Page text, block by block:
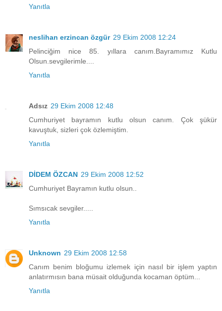
Yanıtla
neslihan erzincan özgür 29 Ekim 2008 12:24
Pelinciğim nice 85. yıllara canım.Bayramımız Kutlu
Olsun.sevgilerimle....
Yanıtla
Adsız 29 Ekim 2008 12:48
Cumhuriyet bayramın kutlu olsun canım. Çok şükür
kavuştuk, sizleri çok özlemiştim.
Yanıtla
DİDEM ÖZCAN 29 Ekim 2008 12:52
Cumhuriyet Bayramın kutlu olsun..
Sımsıcak sevgiler.....
Yanıtla
Unknown 29 Ekim 2008 12:58
Canım benim bloğumu izlemek için nasıl bir işlem yaptın
anlatırmısın bana müsait olduğunda kocaman öptüm...
Yanıtla